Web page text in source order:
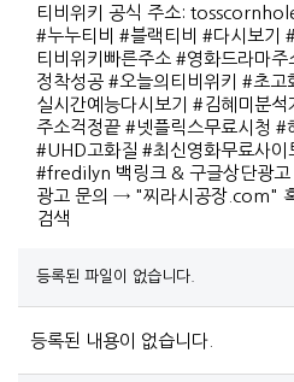
티비위키 공식 주소:
#누누티비 #블랙티비 #다시보기
티비위키빠른주소 #영화드라마
정착성공 #오늘의티비위키 #초고
실시간예능다시보기 #김혜미분
주소걱정끝 #넷플릭스무료시청 #
#UHD고화질 #최신영화무료사이
#fredilyn 백링크 & 구글상단광고
광고 문의 → "찌라시공장.com"
검색
등록된 파일이 없습니다.